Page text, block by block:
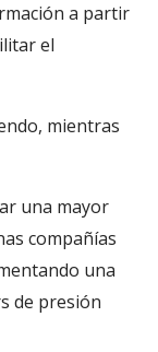
a partir
el
mientras
una mayor
compañías
una
de presión